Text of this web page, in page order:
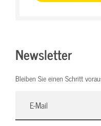
Newsletter
Bleiben Sie einen Schritt